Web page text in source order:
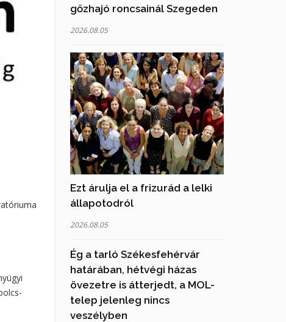
gőzhajó roncsainál Szegeden
2026.08.05
Ezt árulja el a frizurád a lelki
állapotodról
2026.08.05
Ég a tarló Székesfehérvár
határában, hétvégi házas
övezetre is átterjedt, a MOL-
telep jelenleg nincs
veszélyben